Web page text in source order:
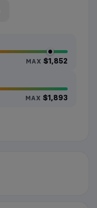
MAX $1,852
MAX $1,893